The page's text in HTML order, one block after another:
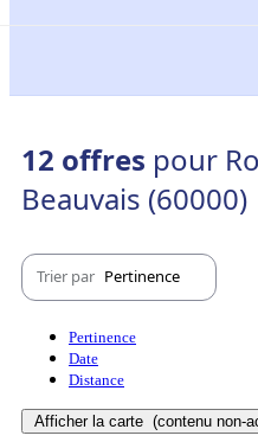
12 offres pour
Beauvais (60000)
Trier par Pertinence
Pertinence
Date
Distance
Afficher la carte (contenu non-